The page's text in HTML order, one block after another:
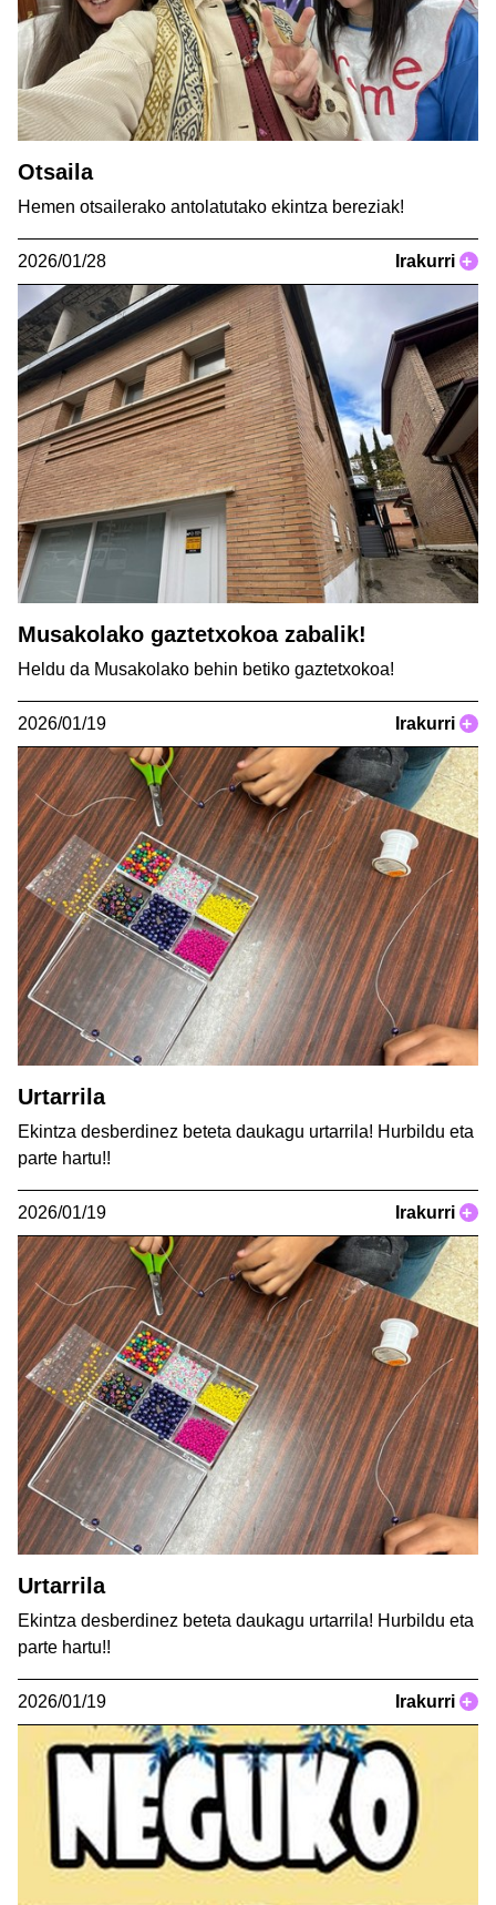
Otsaila
Hemen otsailerako antolatutako ekintza bereziak!
2026/01/28 Irakurri +
Musakolako gaztetxokoa zabalik!
Heldu da Musakolako behin betiko gaztetxokoa!
2026/01/19 Irakurri +
Urtarrila
Ekintza desberdinez beteta daukagu urtarrila! Hurbildu eta
parte hartu!!
2026/01/19 Irakurri +
Urtarrila
Ekintza desberdinez beteta daukagu urtarrila! Hurbildu eta
parte hartu!!
2026/01/19 Irakurri +